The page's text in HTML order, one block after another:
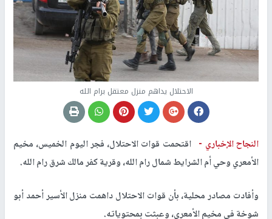
الاحتلال يداهم منزل معتقل برام الله
النجاح الإخباري - اقتحمت قوات الاحتلال، فجر اليوم الخميس، مخيم
الأمعري وحي أم الشرايط شمال رام الله، وقرية كفر مالك شرق رام الله.
وأفادت مصادر محلية، بأن قوات الاحتلال داهمت منزل الأسير أحمد أبو
شوخة في مخيم الأمعري، وعبثت بمحتوياته.